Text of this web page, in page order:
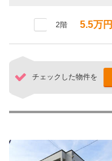
2階 5.5万円
チェックした物件を